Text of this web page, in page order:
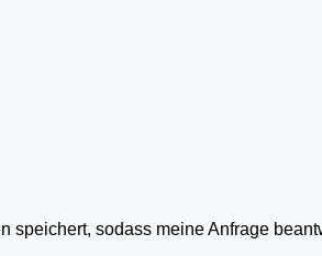
speichert, sodass meine Anfrage